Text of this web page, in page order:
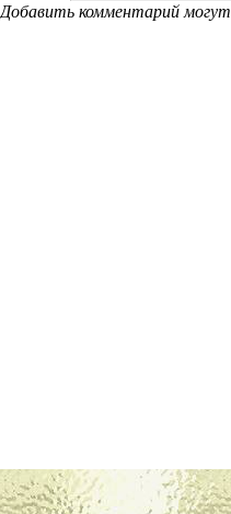
Добавить комментарий